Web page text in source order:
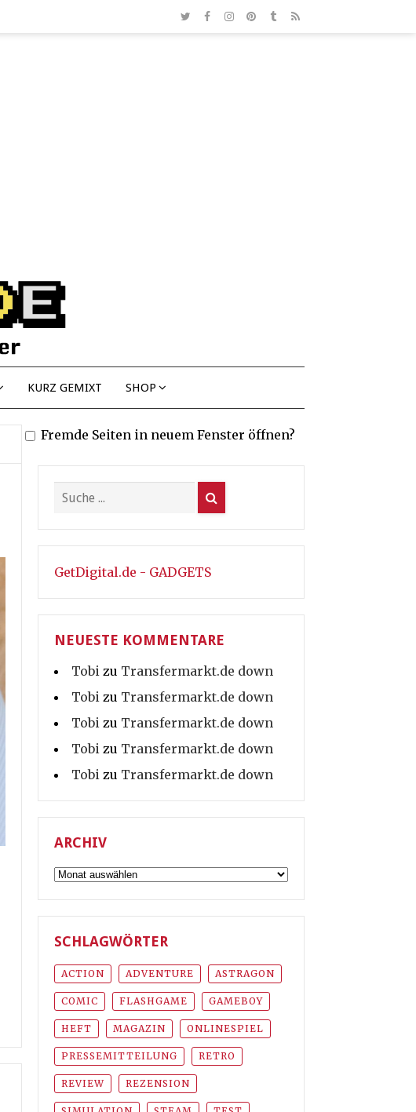
KURZ GEMIXT SHOP
Fremde Seiten in neuem Fenster öffnen?
GetDigital.de - GADGETS
NEUESTE KOMMENTARE
Tobi zu Transfermarkt.de down
Tobi zu Transfermarkt.de down
Tobi zu Transfermarkt.de down
Tobi zu Transfermarkt.de down
Tobi zu Transfermarkt.de down
ARCHIV
Archiv
SCHLAGWÖRTER
ACTION ADVENTURE ASTRAGON
COMIC FLASHGAME GAMEBOY
HEFT MAGAZIN ONLINESPIEL
PRESSEMITTEILUNG RETRO
REVIEW REZENSION